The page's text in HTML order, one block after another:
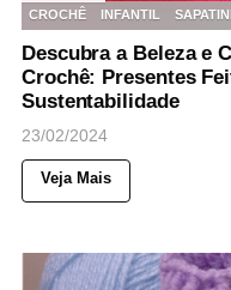
CROCHÊ
INFANTIL
Descubra a Beleza e
Crochê: Presentes
Sustentabilidade
23/02/2024
Veja Mais